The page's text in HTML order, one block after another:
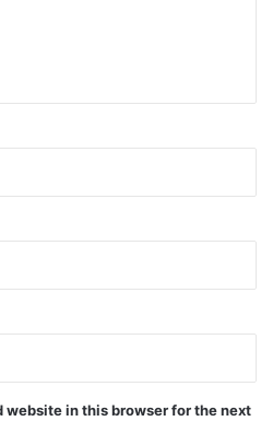
website in this browser for the next